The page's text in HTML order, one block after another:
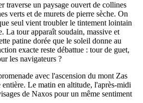
traverse un paysage ouvert de collines
verts et de murets de pierre sèche. On
seul vient troubler le tintement lointain
La tour apparaît soudain, massive et
patine dorée que le soleil donne au
exacte reste débattue : tour de guet,
les navigateurs ?
avec l'ascension du mont Zas
Le matin en altitude, l'après-midi
de Naxos pour un même sentiment